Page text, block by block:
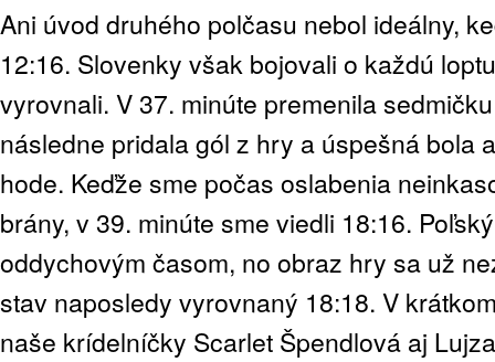
Ani úvod druhého polčasu nebol ideálny,
12:16. Slovenky však bojovali o každú
vyrovnali. V 37. minúte premenila
následne pridala gól z hry a úspešná bola
hode. Keďže sme počas oslabenia
brány, v 39. minúte sme viedli 18:16.
oddychovým časom, no obraz hry sa už
stav naposledy vyrovnaný 18:18. V
naše krídelníčky Scarlet Špendlová aj